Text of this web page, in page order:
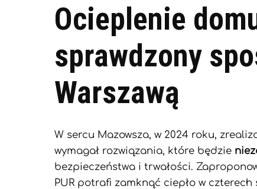
Ocieplenie
sprawdzony
Warszawą
W sercu Mazowsza, w 2024 roku,
wymagał rozwiązania, które będzie
bezpieczeństwa i trwałości.
PUR potrafi zamknąć ciepło w czterech